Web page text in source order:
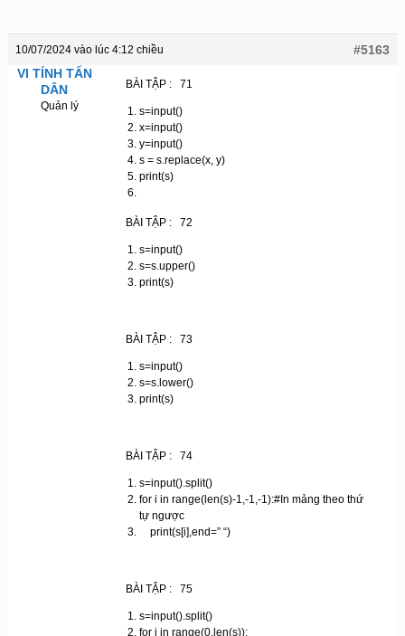
10/07/2024 vào lúc 4:12 chiều
#5163
VI TÍNH TẤN
DÂN
Quản lý
BÀI TẬP : 71
s=input()
x=input()
y=input()
s = s.replace(x, y)
print(s)
BÀI TẬP : 72
s=input()
s=s.upper()
print(s)
BÀI TẬP : 73
s=input()
s=s.lower()
print(s)
BÀI TẬP : 74
s=input().split()
for i in range(len(s)-1,-1,-1):#In mảng theo thứ
tự ngược
print(s[i],end=” “)
BÀI TẬP : 75
s=input().split()
for i in range(0,len(s)):